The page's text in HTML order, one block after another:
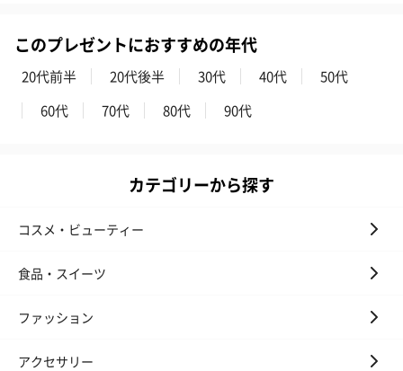
あり（280円）
メッセージカード（通常・写真・グリーティング）
誕生日や結婚祝い・出産祝いなど、様々なシーンのメッセージカ
メッセージカードや封筒のデザインは一部変更する場合がありま
このプレゼントにおすすめの年代
20代前半 20代後半 30代 40代
50代
60代
70代 80代 90代
カテゴリーから探す
コスメ・ビューティー
食品・スイーツ
ファッション
アクセサリー